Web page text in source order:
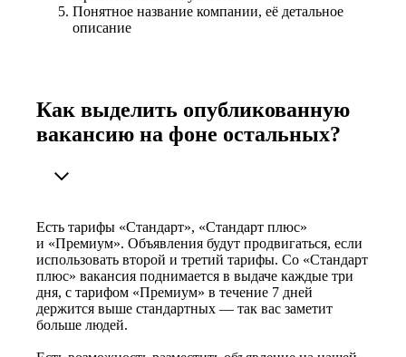
Понятное название компании, её детальное
описание
Как выделить опубликованную
вакансию на фоне остальных?
Есть тарифы «Стандарт», «Стандарт плюс»
и «Премиум». Объявления будут продвигаться, если
использовать второй и третий тарифы. Со «Стандарт
плюс» вакансия поднимается в выдаче каждые три
дня, с тарифом «Премиум» в течение 7 дней
держится выше стандартных — так вас заметит
больше людей.